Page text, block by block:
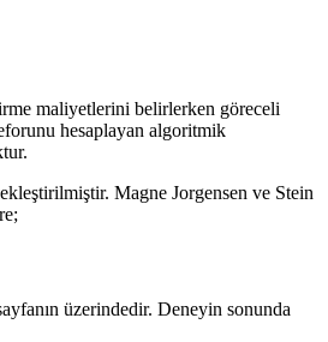
maliyetlerini belirlerken göreceli
hesaplayan algoritmik
Magne Jorgensen ve Stein
üzerindedir. Deneyin sonunda